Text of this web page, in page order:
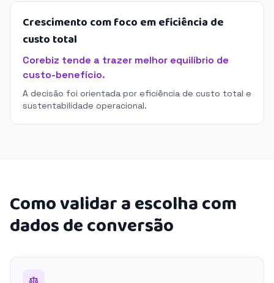
Crescimento com foco em eficiência de
custo total
Corebiz tende a trazer melhor equilíbrio de
custo-benefício.
A decisão foi orientada por eficiência de custo total e
sustentabilidade operacional.
Como validar a escolha com
dados de conversão